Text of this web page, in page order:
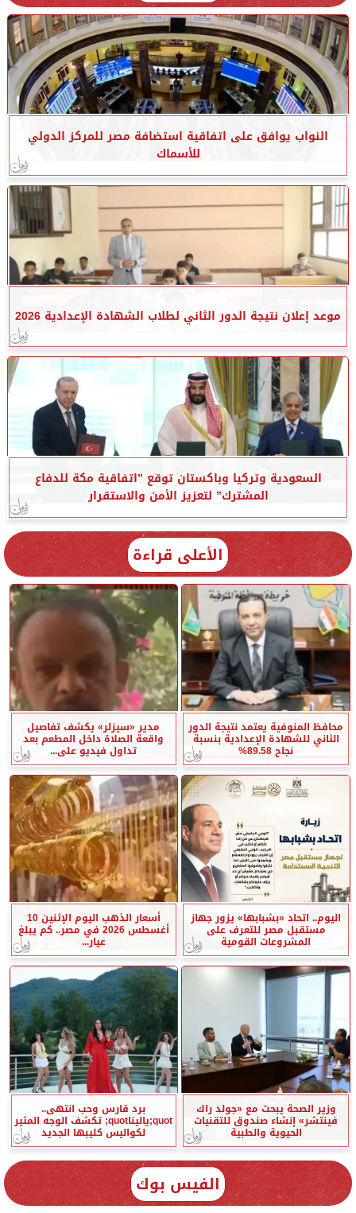
النواب يوافق على اتفاقية استضافة مصر للمركز الدولي
للأسماك
موعد إعلان نتيجة الدور الثاني لطلاب الشهادة الإعدادية 2026
السعودية وتركيا وباكستان توقع ”اتفاقية مكة للدفاع
المشترك” لتعزيز الأمن والاستقرار
الأعلى قراءة
محافظ المنوفية يعتمد نتيجة الدور
الثاني للشهادة الإعدادية بنسبة
نجاح 89.58%
مدير «سيزلر» يكشف تفاصيل
واقعة الصلاة داخل المطعم بعد
تداول فيديو على...
اليوم.. اتحاد «بشبابها» يزور جهاز
مستقبل مصر للتعرف على
المشروعات القومية
أسعار الذهب اليوم الإثنين 10
أغسطس 2026 في مصر.. كم يبلغ
عيار...
وزير الصحة يبحث مع «جولد راك
فينتشر» إنشاء صندوق للتقنيات
الحيوية والطبية
برد قارس وحب انتهى..
quot;ياليناquot; تكشف الوجه المثير
لكواليس كليبها الجديد
الفيس بوك